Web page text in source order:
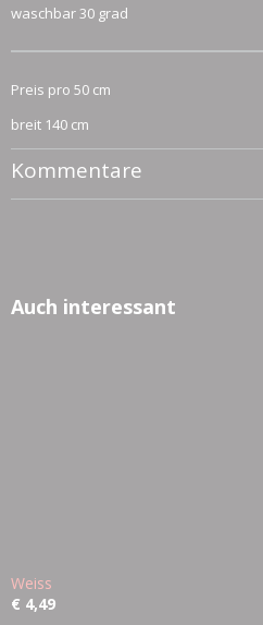
waschbar 30 grad
Preis pro 50 cm
breit 140 cm
Kommentare
Auch interessant
Weiss
€ 4,49